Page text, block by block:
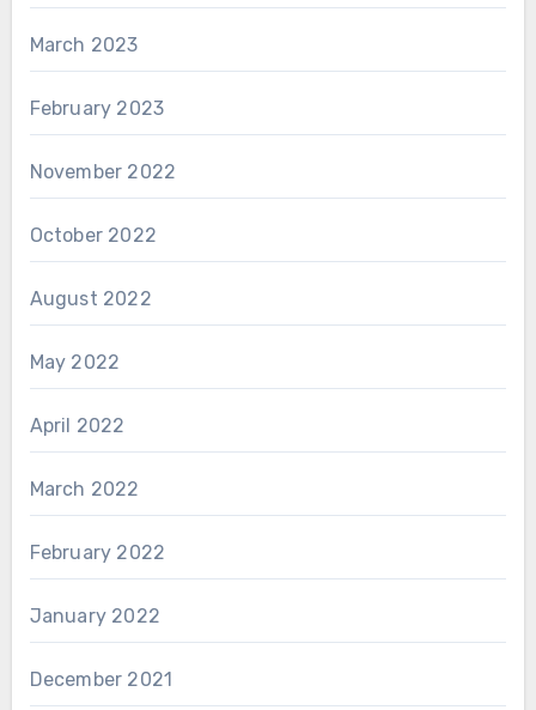
March 2023
February 2023
November 2022
October 2022
August 2022
May 2022
April 2022
March 2022
February 2022
January 2022
December 2021